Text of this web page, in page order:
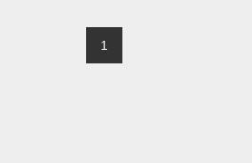
1